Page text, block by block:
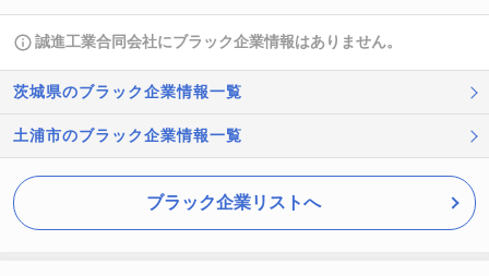
誠進工業合同会社にブラック企業情報はありません。
茨城県のブラック企業情報一覧
土浦市のブラック企業情報一覧
ブラック企業リストへ